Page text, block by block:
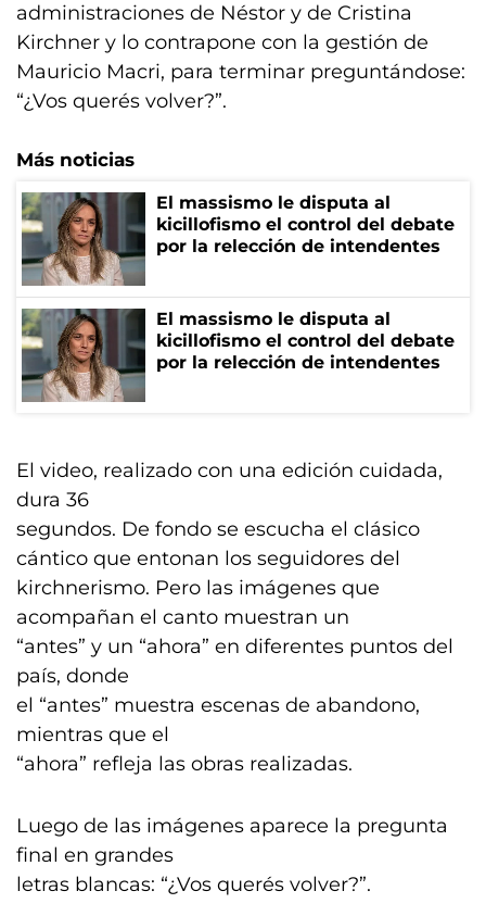
administraciones de Néstor y de Cristina
Kirchner y lo contrapone con la gestión de
Mauricio Macri, para terminar preguntándose:
“¿Vos querés volver?”.
Más noticias
El massismo le disputa al
kicillofismo el control del debate
por la relección de intendentes
El massismo le disputa al
kicillofismo el control del debate
por la relección de intendentes
El video, realizado con una edición cuidada,
dura 36
segundos. De fondo se escucha el clásico
cántico que entonan los seguidores del
kirchnerismo. Pero las imágenes que
acompañan el canto muestran un
“antes” y un “ahora” en diferentes puntos del
país, donde
el “antes” muestra escenas de abandono,
mientras que el
“ahora” refleja las obras realizadas.
Luego de las imágenes aparece la pregunta
final en grandes
letras blancas: “¿Vos querés volver?”.